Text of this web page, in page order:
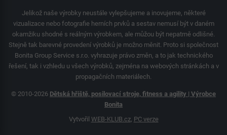
Jelikož naše výrobky neustále vylepšujeme a inovujeme, některé
vizualizace nebo fotografie herních prvků a sestav nemusí být v daném
okamžiku shodné s reálným výrobkem, ale můžou být nepatrně odlišné.
Stejně tak barevné provedení výrobků je možno měnit. Proto si společnost
Bonita Group Service s.r.o. vyhrazuje právo změn, a to jak technického
řešení, tak i vzhledu u všech výrobků, zejména na webových stránkách a v
propagačních materiálech.
© 2010-2026 Dětská hřiště, posilovací stroje, fitness a agility | Výrobce
Bonita
Vytvořil WEB-KLUB.cz, PC verze